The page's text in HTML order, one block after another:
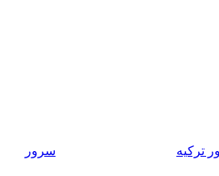
ترکیه سرور